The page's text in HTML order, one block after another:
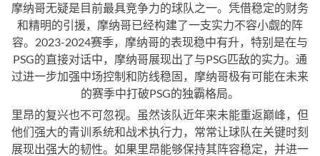
摩纳哥无疑是目前最具竞争力的球队之一。凭借稳定的财务
和精明的引援，摩纳哥已经构建了一支实力不容小觑的阵
容。2023-2024赛季，摩纳哥的表现稳中有升，特别是在与
PSG的直接对话中，摩纳哥展现出了与PSG匹敌的实力。通
过进一步加强中场控制和防线稳固，摩纳哥极有可能在未来
的赛季中打破PSG的独霸格局。
里昂的复兴也不可忽视。虽然该队近年来未能重返巅峰，但
他们强大的青训系统和战术执行力，常常让球队在关键时刻
展现出强大的韧性。如果里昂能够保持其阵容稳定，并进一